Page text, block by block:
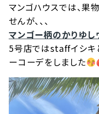
マンゴハウスでは、果
せんが、、、
マンゴー柄のかりゆし
5号店ではstaffイシキ
ーコーデをしました